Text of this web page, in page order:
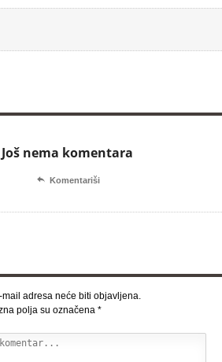
Još nema komentara
 Komentariši
mail adresa neće biti objavljena.
polja su označena *